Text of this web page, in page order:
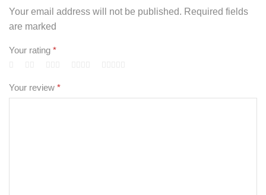
Your email address will not be published. Required fields
are marked
Your rating *
Your review *